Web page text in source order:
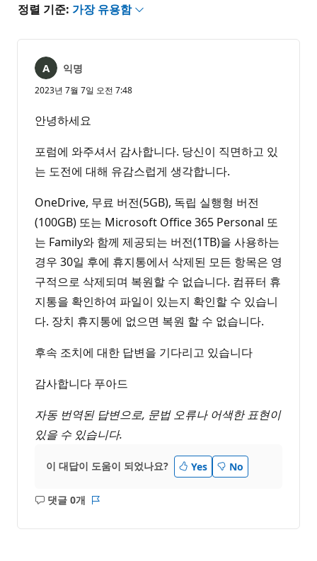
정렬 기준: 가장 유용함
익명
2023년 7월 7일 오전 7:48
안녕하세요
포럼에 와주셔서 감사합니다. 당신이 직면하고 있
는 도전에 대해 유감스럽게 생각합니다.
OneDrive, 무료 버전(5GB), 독립 실행형 버전
(100GB) 또는 Microsoft Office 365 Personal 또
는 Family와 함께 제공되는 버전(1TB)을 사용하는
경우 30일 후에 휴지통에서 삭제된 모든 항목은 영
구적으로 삭제되며 복원할 수 없습니다. 컴퓨터 휴
지통을 확인하여 파일이 있는지 확인할 수 있습니
다. 장치 휴지통에 없으면 복원 할 수 없습니다.
후속 조치에 대한 답변을 기다리고 있습니다
감사합니다 푸아드
자동 번역된 답변으로, 문법 오류나 어색한 표현이
있을 수 있습니다.
이 대답이 도움이 되었나요? Yes No
댓글 0개
설